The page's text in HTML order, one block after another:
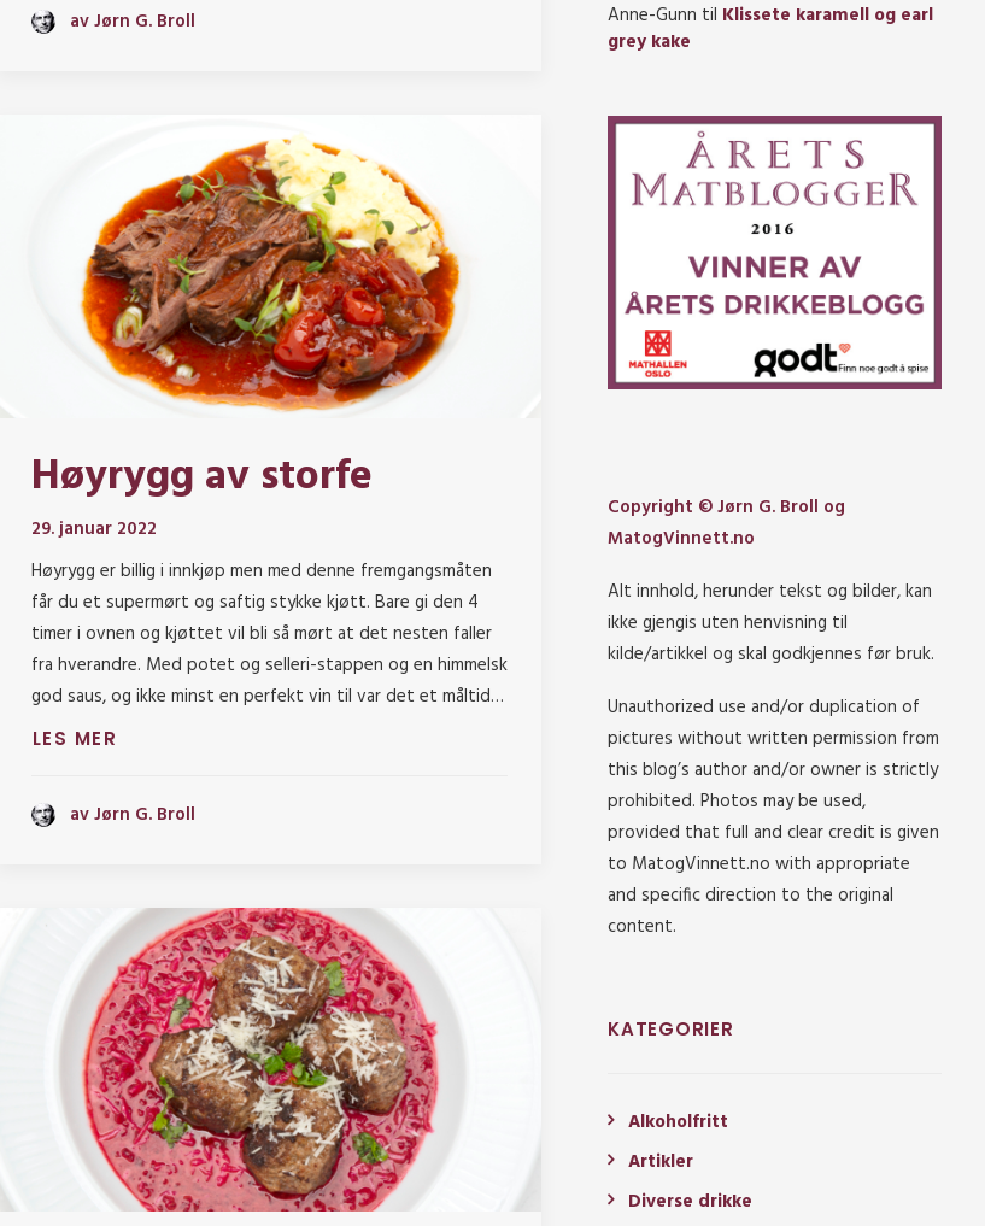
av Jørn G. Broll
Høyrygg av storfe
29. januar 2022
Høyrygg er billig i innkjøp men med denne fremgangsmåten
får du et supermørt og saftig stykke kjøtt. Bare gi den 4
timer i ovnen og kjøttet vil bli så mørt at det nesten faller
fra hverandre. Med potet og selleri-stappen og en himmelsk
god saus, og ikke minst en perfekt vin til var det et måltid…
LES MER
av Jørn G. Broll
Anne-Gunn til Klissete karamell og earl
grey kake
Copyright © Jørn G. Broll og
MatogVinnett.no
Alt innhold, herunder tekst og bilder, kan
ikke gjengis uten henvisning til
kilde/artikkel og skal godkjennes før bruk.
Unauthorized use and/or duplication of
pictures without written permission from
this blog’s author and/or owner is strictly
prohibited. Photos may be used,
provided that full and clear credit is given
to MatogVinnett.no with appropriate
and specific direction to the original
content.
KATEGORIER
Alkoholfritt
Artikler
Diverse drikke